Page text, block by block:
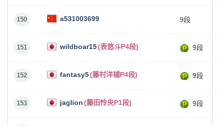
150 a531003699 9段
151 wildboar15(表悠斗P4段) 9段
152 fantasy5(藤村洋辅P4段) 9段
153 jaglion(藤田怜央P1段) 9段